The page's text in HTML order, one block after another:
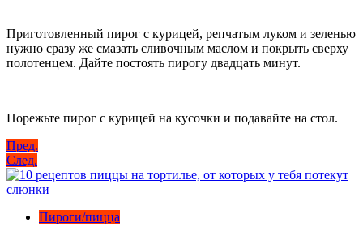
Приготовленный пирог с курицей, репчатым луком и зеленью
нужно сразу же смазать сливочным маслом и покрыть сверху
полотенцем. Дайте постоять пирогу двадцать минут.
Порежьте пирог с курицей на кусочки и подавайте на стол.
Навигация
по
записям
Пред.
След.
Пироги/пицца